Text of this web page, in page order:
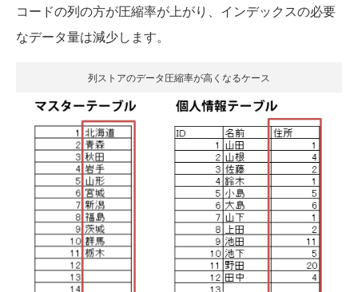
コードの列の方が圧縮率が上がり、インデックスの必要
なデータ量は減少します。
列ストアのデータ圧縮率が高くなるケース